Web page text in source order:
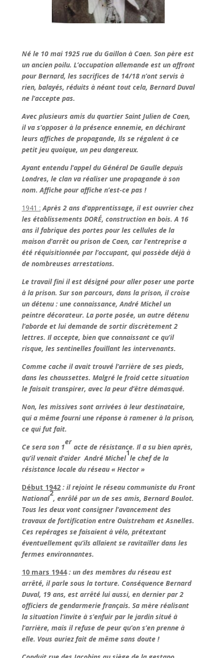
Né le 10 mai 1925 rue du Gaillon à Caen. Son père est
un ancien poilu. L’occupation allemande est un affront
pour Bernard, les sacrifices de 14/18 n’ont servis à
rien, balayés, réduits à néant tout cela, Bernard Duval
ne l’accepte pas.
Avec plusieurs amis du quartier Saint Julien de Caen,
il va s’opposer à la présence ennemie, en déchirant
leurs affiches de propagande, Ils se régalent à ce
petit jeu quoique, un peu dangereux.
Ayant entendu l’appel du Général De Gaulle depuis
Londres, le clan va réaliser une propagande à son
nom. Affiche pour affiche n’est-ce pas !
1941 : Après 2 ans d’apprentissage, il est ouvrier chez
les établissements DORÉ, construction en bois. A 16
ans il fabrique des portes pour les cellules de la
maison d’arrêt ou prison de Caen, car l’entreprise a
été réquisitionnée par l’occupant, qui possède déjà à
de nombreuses arrestations.
Le travail fini il est désigné pour aller poser une porte
à la prison. Sur son parcours, dans la prison, il croise
un détenu : une connaissance, André Michel un
peintre décorateur. La porte posée, un autre détenu
l’aborde et lui demande de sortir discrètement 2
lettres. Il accepte, bien que connaissant ce qu’il
risque, les sentinelles fouillant les intervenants.
Comme cache il avait trouvé l’arrière de ses pieds,
dans les chaussettes. Malgré le froid cette situation
le faisait transpirer, avec la peur d’être démasqué.
Non, les missives sont arrivées à leur destinataire,
qui a même fourni une réponse à ramener à la prison,
ce qui fut fait.
Ce sera son 1
er
acte de résistance. Il a su bien après,
qu’il venait d’aider André Michel
1
le chef de la
résistance locale du réseau « Hector »
Début 1942: il rejoint le réseau communiste du Front
National
2
, enrôlé par un de ses amis, Bernard Boulot.
Tous les deux vont consigner l’avancement des
travaux de fortification entre Ouistreham et Asnelles.
Ces repérages se faisaient à vélo, prétextant
éventuellement qu’ils allaient se ravitailler dans les
fermes environnantes.
10 mars 1944: un des membres du réseau est
arrêté, il parle sous la torture. Conséquence Bernard
Duval, 19 ans, est arrêté lui aussi, en dernier par 2
officiers de gendarmerie français. Sa mère réalisant
la situation l’invite à s’enfuir par le jardin situé à
l’arrière, mais il refuse de peur qu’on s’en prenne à
elle. Vous auriez fait de même sans doute !